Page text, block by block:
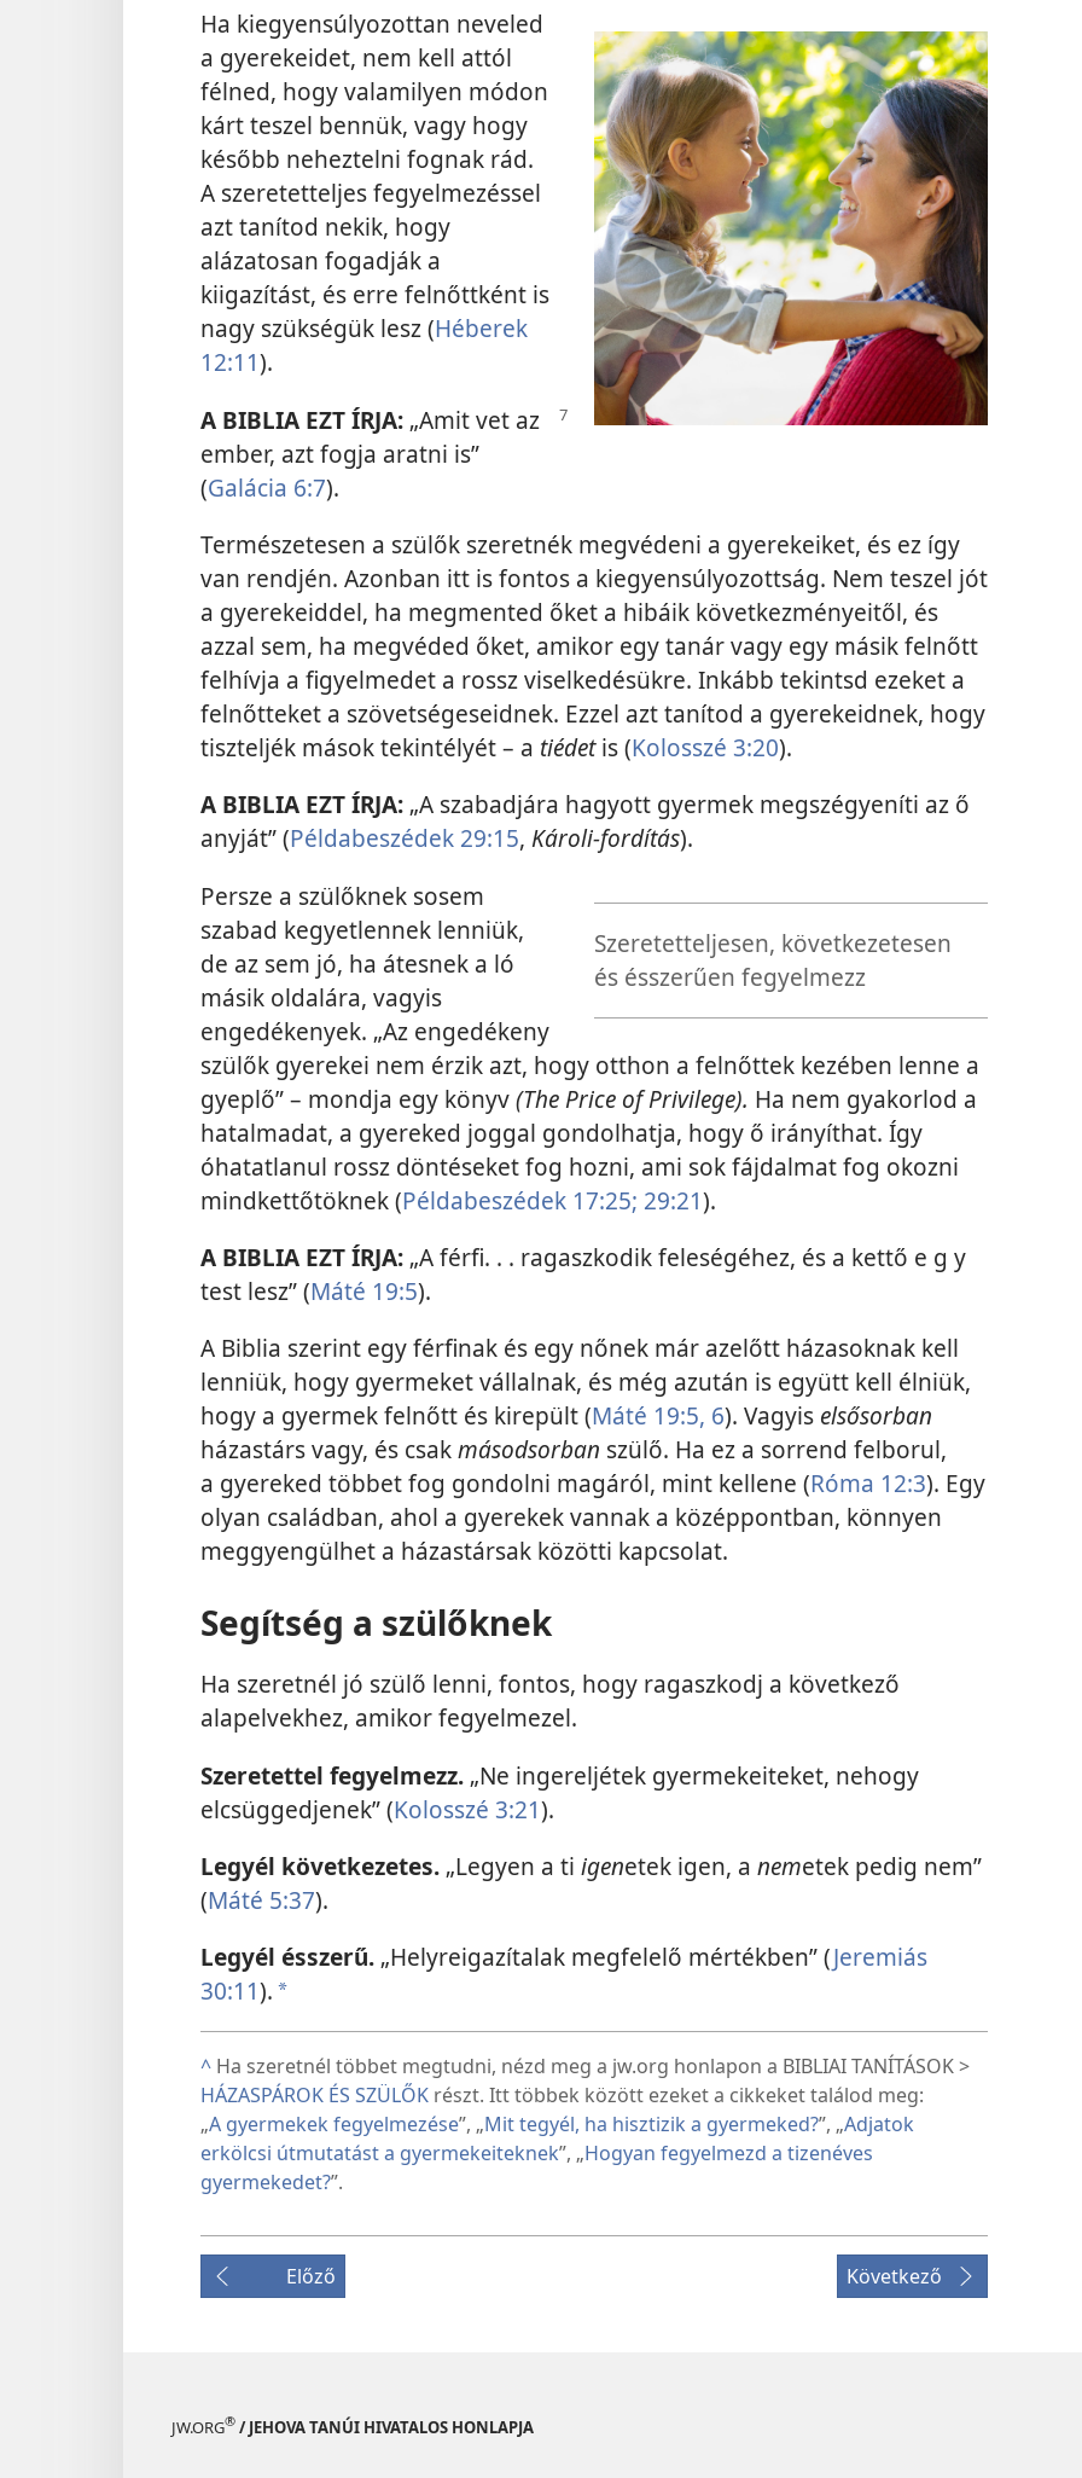
Ha kiegyensúlyozottan neveled
a gyerekeidet, nem kell attól
félned, hogy valamilyen módon
kárt teszel bennük, vagy hogy
később neheztelni fognak rád.
A szeretetteljes fegyelmezéssel
azt tanítod nekik, hogy
alázatosan fogadják a
kiigazítást, és erre felnőttként is
nagy szükségük lesz (Héberek
12:11).
A BIBLIA EZT ÍRJA: „Amit vet az
ember, azt fogja aratni is”
(Galácia 6:7).
Természetesen a szülők szeretnék megvédeni a gyerekeiket, és ez így
van rendjén. Azonban itt is fontos a kiegyensúlyozottság. Nem teszel jót
a gyerekeiddel, ha megmented őket a hibáik következményeitől, és
azzal sem, ha megvéded őket, amikor egy tanár vagy egy másik felnőtt
felhívja a figyelmedet a rossz viselkedésükre. Inkább tekintsd ezeket a
felnőtteket a szövetségeseidnek. Ezzel azt tanítod a gyerekeidnek, hogy
tiszteljék mások tekintélyét – a tiédetis (Kolosszé 3:20).
A BIBLIA EZT ÍRJA: „A szabadjára hagyott gyermek megszégyeníti az ő
anyját” (Példabeszédek 29:15, Károli-fordítás).
Szeretetteljesen, következetesen
és ésszerűen fegyelmezz
Persze a szülőknek sosem
szabad kegyetlennek lenniük,
de az sem jó, ha átesnek a ló
másik oldalára, vagyis
engedékenyek. „Az engedékeny
szülők gyerekei nem érzik azt, hogy otthon a felnőttek kezében lenne a
gyeplő” – mondja egy könyv(The Price of Privilege). Ha nem gyakorlod a
hatalmadat, a gyereked joggal gondolhatja, hogy ő irányíthat. Így
óhatatlanul rossz döntéseket fog hozni, ami sok fájdalmat fog okozni
mindkettőtöknek (Példabeszédek 17:25; 29:21).
A BIBLIA EZT ÍRJA: „A férfi. . . ragaszkodik feleségéhez, és a kettő e g y
test lesz” (Máté 19:5).
A Biblia szerint egy férfinak és egy nőnek már azelőtt házasoknak kell
lenniük, hogy gyermeket vállalnak, és még azután is együtt kell élniük,
hogy a gyermek felnőtt és kirepült (Máté 19:5, 6). Vagyis elsősorban
házastárs vagy, és csakmásodsorban szülő. Ha ez a sorrend felborul,
a gyereked többet fog gondolni magáról, mint kellene (Róma 12:3). Egy
olyan családban, ahol a gyerekek vannak a középpontban, könnyen
meggyengülhet a házastársak közötti kapcsolat.
Segítség a szülőknek
Ha szeretnél jó szülő lenni, fontos, hogy ragaszkodj a következő
alapelvekhez, amikor fegyelmezel.
Szeretettel fegyelmezz. „Ne ingereljétek gyermekeiteket, nehogy
elcsüggedjenek” (Kolosszé 3:21).
Legyél következetes. „Legyen a ti igenetek igen, a nemetek pedig nem”
(Máté 5:37).
Legyél ésszerű. „Helyreigazítalak megfelelő mértékben” (Jeremiás
30:11). *
^ Ha szeretnél többet megtudni, nézd meg a jw.org honlapon a BIBLIAI TANÍTÁSOK >
HÁZASPÁROK ÉS SZÜLŐK részt. Itt többek között ezeket a cikkeket találod meg:
„A gyermekek fegyelmezése”, „Mit tegyél, ha hisztizik a gyermeked?”, „Adjatok
erkölcsi útmutatást a gyermekeiteknek”, „Hogyan fegyelmezd a tizenéves
gyermekedet?”.
Előző Következő
JW.ORG® / JEHOVA TANÚI HIVATALOS HONLAPJA